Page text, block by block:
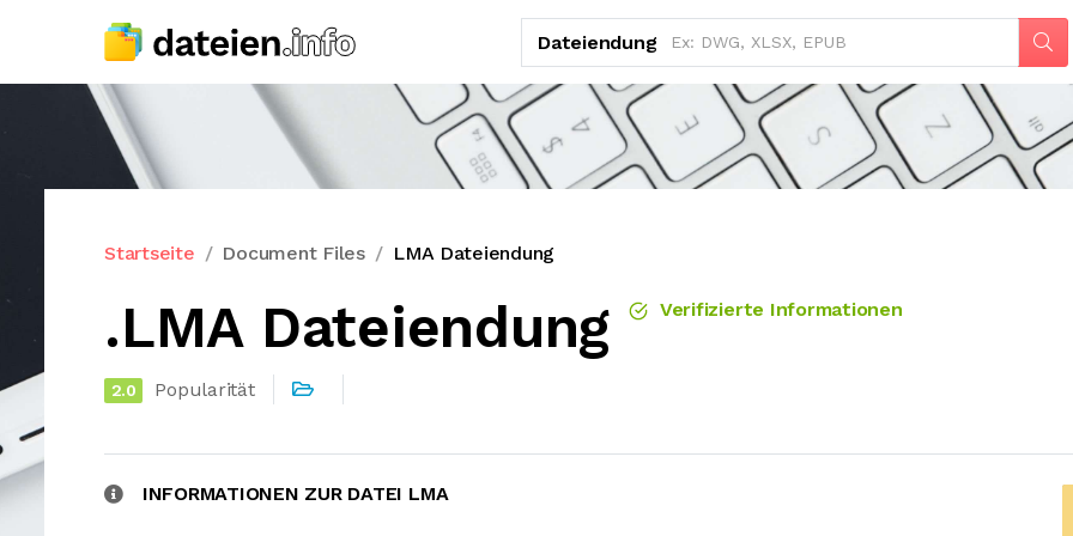
Dateiendung
Startseite Document Files LMA Dateiendung
.LMA Dateiendung Verifizierte Informationen
2.0 Popularität
INFORMATIONEN ZUR DATEI LMA